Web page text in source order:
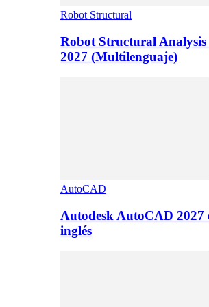
Robot Structural
Robot Structural Analysis
2027 (Multilenguaje)
AutoCAD
Autodesk AutoCAD 2027
inglés